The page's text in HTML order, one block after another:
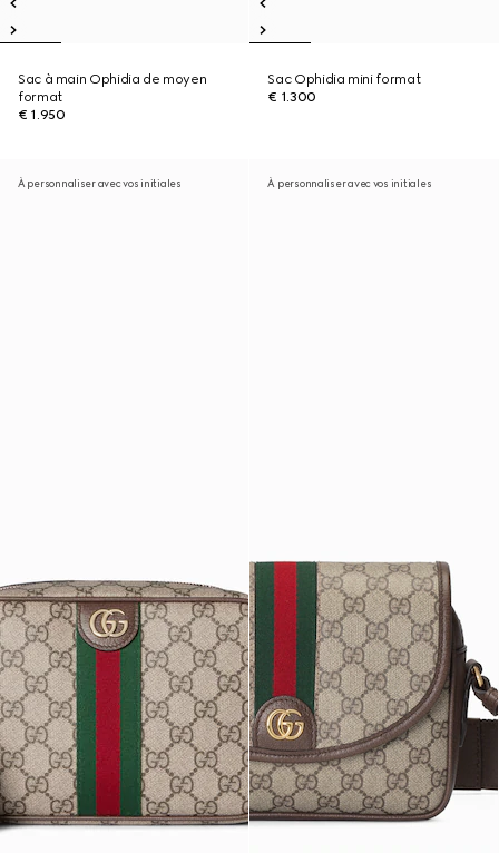
Sac à main Ophidia de moyen
format
€ 1.950
Sac Ophidia mini format
€ 1.300
À personnaliser avec vos initiales À personnaliser avec vos initiales